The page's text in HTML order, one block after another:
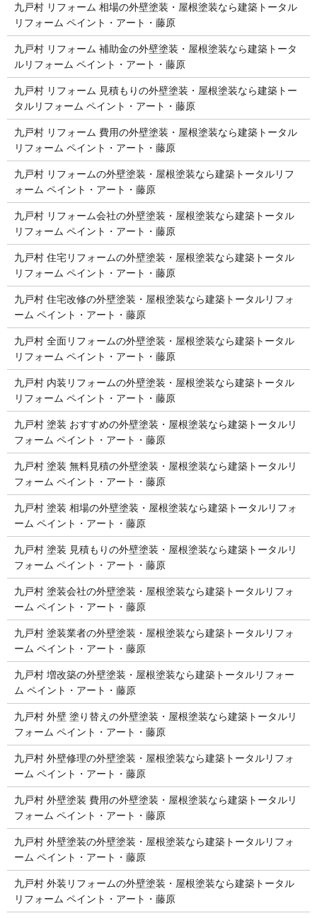
九戸村 リフォーム 相場の外壁塗装・屋根塗装なら建築トータル
リフォーム ペイント・アート・藤原
九戸村 リフォーム 補助金の外壁塗装・屋根塗装なら建築トータ
ルリフォーム ペイント・アート・藤原
九戸村 リフォーム 見積もりの外壁塗装・屋根塗装なら建築トー
タルリフォーム ペイント・アート・藤原
九戸村 リフォーム 費用の外壁塗装・屋根塗装なら建築トータル
リフォーム ペイント・アート・藤原
九戸村 リフォームの外壁塗装・屋根塗装なら建築トータルリフ
ォーム ペイント・アート・藤原
九戸村 リフォーム会社の外壁塗装・屋根塗装なら建築トータル
リフォーム ペイント・アート・藤原
九戸村 住宅リフォームの外壁塗装・屋根塗装なら建築トータル
リフォーム ペイント・アート・藤原
九戸村 住宅改修の外壁塗装・屋根塗装なら建築トータルリフォ
ーム ペイント・アート・藤原
九戸村 全面リフォームの外壁塗装・屋根塗装なら建築トータル
リフォーム ペイント・アート・藤原
九戸村 内装リフォームの外壁塗装・屋根塗装なら建築トータル
リフォーム ペイント・アート・藤原
九戸村 塗装 おすすめの外壁塗装・屋根塗装なら建築トータルリ
フォーム ペイント・アート・藤原
九戸村 塗装 無料見積の外壁塗装・屋根塗装なら建築トータルリ
フォーム ペイント・アート・藤原
九戸村 塗装 相場の外壁塗装・屋根塗装なら建築トータルリフォ
ーム ペイント・アート・藤原
九戸村 塗装 見積もりの外壁塗装・屋根塗装なら建築トータルリ
フォーム ペイント・アート・藤原
九戸村 塗装会社の外壁塗装・屋根塗装なら建築トータルリフォ
ーム ペイント・アート・藤原
九戸村 塗装業者の外壁塗装・屋根塗装なら建築トータルリフォ
ーム ペイント・アート・藤原
九戸村 増改築の外壁塗装・屋根塗装なら建築トータルリフォー
ム ペイント・アート・藤原
九戸村 外壁 塗り替えの外壁塗装・屋根塗装なら建築トータルリ
フォーム ペイント・アート・藤原
九戸村 外壁修理の外壁塗装・屋根塗装なら建築トータルリフォ
ーム ペイント・アート・藤原
九戸村 外壁塗装 費用の外壁塗装・屋根塗装なら建築トータルリ
フォーム ペイント・アート・藤原
九戸村 外壁塗装の外壁塗装・屋根塗装なら建築トータルリフォ
ーム ペイント・アート・藤原
九戸村 外装リフォームの外壁塗装・屋根塗装なら建築トータル
リフォーム ペイント・アート・藤原